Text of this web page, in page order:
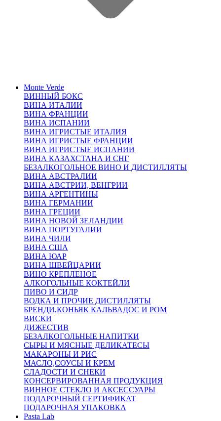
Monte Verde
ВИННЫЙ БОКС
ВИНА ИТАЛИИ
ВИНА ФРАНЦИИ
ВИНА ИСПАНИИ
ВИНА ИГРИСТЫЕ ИТАЛИЯ
ВИНА ИГРИСТЫЕ ФРАНЦИИ
ВИНА ИГРИСТЫЕ ИСПАНИИ
ВИНА КАЗАХСТАНА И СНГ
БЕЗАЛКОГОЛЬНОЕ ВИНО И ДИСТИЛЛЯТЫ
ВИНА АВСТРАЛИИ
ВИНА АВСТРИИ, ВЕНГРИИ
ВИНА АРГЕНТИНЫ
ВИНА ГЕРМАНИИ
ВИНА ГРЕЦИИ
ВИНА НОВОЙ ЗЕЛАНДИИ
ВИНА ПОРТУГАЛИИ
ВИНА ЧИЛИ
ВИНА США
ВИНА ЮАР
ВИНА ШВЕЙЦАРИИ
ВИНО КРЕПЛЕНОЕ
АЛКОГОЛЬНЫЕ КОКТЕЙЛИ
ПИВО И СИДР
ВОДКА И ПРОЧИЕ ДИСТИЛЛЯТЫ
БРЕНДИ,КОНЬЯК КАЛЬВАДОС И РОМ
ВИСКИ
ДИЖЕСТИВ
БЕЗАЛКОГОЛЬНЫЕ НАПИТКИ
СЫРЫ И МЯСНЫЕ ДЕЛИКАТЕСЫ
МАКАРОНЫ И РИС
МАСЛО,СОУСЫ И КРЕМ
СЛАДОСТИ И СНЕКИ
КОНСЕРВИРОВАННАЯ ПРОДУКЦИЯ
ВИННОЕ СТЕКЛО И АКСЕССУАРЫ
ПОДАРОЧНЫЙ СЕРТИФИКАТ
ПОДАРОЧНАЯ УПАКОВКА
Pasta Lab